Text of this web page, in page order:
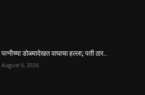
पत्नीच्या डोळ्यादेखत वाघाचा हल्ला; पती ठार..
August 6, 2026